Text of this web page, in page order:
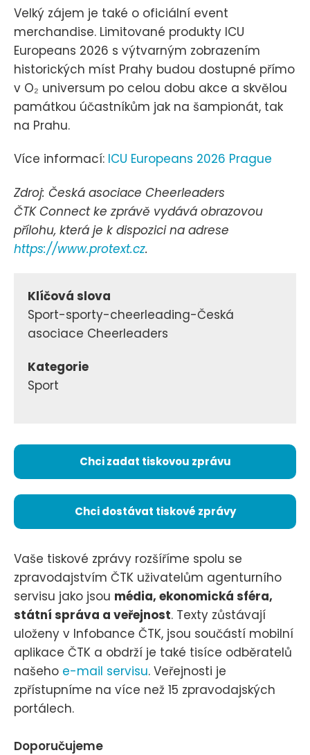
Velký zájem je také o oficiální event
merchandise. Limitované produkty ICU
Europeans 2026 s výtvarným zobrazením
historických míst Prahy budou dostupné přímo
v O₂ universum po celou dobu akce a skvělou
památkou účastníkům jak na šampionát, tak
na Prahu.
Více informací: ICU Europeans 2026 Prague
Zdroj: Česká asociace Cheerleaders
ČTK Connect ke zprávě vydává obrazovou
přílohu, která je k dispozici na adrese
https://www.protext.cz.
Klíčová slova
Sport-sporty-cheerleading-Česká
asociace Cheerleaders
Kategorie
Sport
Chci zadat tiskovou zprávu
Chci dostávat tiskové zprávy
Vaše tiskové zprávy rozšíříme spolu se
zpravodajstvím ČTK uživatelům agenturního
servisu jako jsou média, ekonomická sféra,
státní správa a veřejnost. Texty zůstávají
uloženy v Infobance ČTK, jsou součástí mobilní
aplikace ČTK a obdrží je také tisíce odběratelů
našeho e-mail servisu. Veřejnosti je
zpřístupníme na více než 15 zpravodajských
portálech.
Doporučujeme